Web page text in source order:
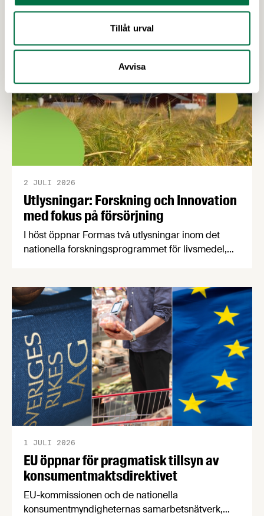
Tillåt urval
Avvisa
central del av Sveriges civila och militära försvar.
Utlysningar: Forskning och Innovation
med fokus på försörjning
2 JULI 2026
I höst öppnar Formas två utlysningar inom det
nationella forskningsprogrammet för livsmedel,
en motståndskraftig livsmedelsförsörjning", och
båda syftar till att bana väg för innovationer som
stärker Sveriges livsmedelsförsörjning.
EU öppnar för pragmatisk tillsyn av
konsumentmaktsdirektivet
1 JULI 2026
EU-kommissionen och de nationella
konsumentmyndigheternas samarbetsnätverk,